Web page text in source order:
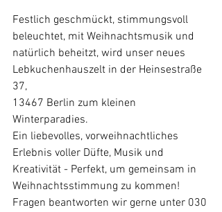
Festlich geschmückt, stimmungsvoll
beleuchtet, mit Weihnachtsmusik und
natürlich beheitzt, wird unser neues
Lebkuchenhauszelt in der Heinsestraße
37,
13467 Berlin zum kleinen
Winterparadies.
Ein liebevolles, vorweihnachtliches
Erlebnis voller Düfte, Musik und
Kreativität - Perfekt, um gemeinsam in
Weihnachtsstimmung zu kommen!
Fragen beantworten wir gerne unter 030